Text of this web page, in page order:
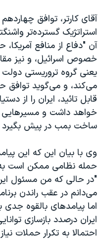
آقای کارتر، توافق
استراتژیک گسترده‌تر
آن "دفاع از منافع
خصوص اسرائیل، و نیز
یعنی گروه تروریستی
می‌کند، و می‌گوید توافق
قابل تائید، ایران را از
خواهد داشت و
ساخت بمب در پیش بگیرد
وی با بیان این که این
حمله نظامی ممکن است به
"در حالی که من مسئول
می‌دانم در عقب راندن
اما پیامدهای بالقوه جدی
ایران درصدد بازسازی
احتمالا به تکرار حملات